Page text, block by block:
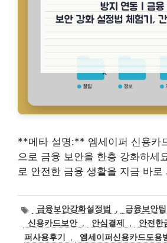
**메타 설명:** 엠세이퍼 신용카
으로 금융 보안을 한층 강화하세
로 안전한 금융 생활을 지금 바로
태
그
금융보안강화설정법 , 금융보안팁
신용카드보안 , 안심결제 , 안전한
퍼사용후기
, 엠세이퍼신용카드도용